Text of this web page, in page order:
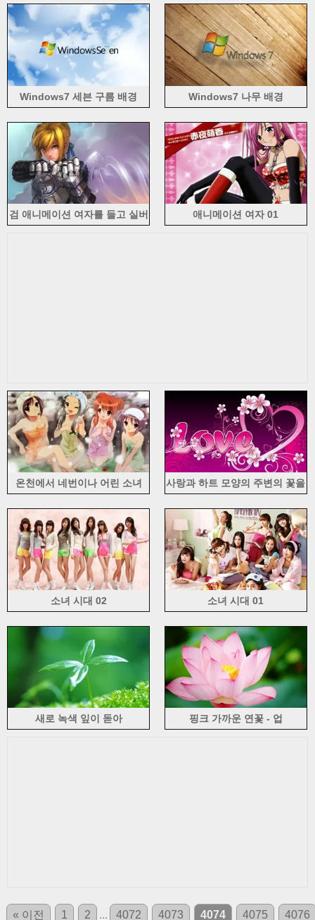
Windows7 세븐 구름 배경 Windows7 나무 배경
검 애니메이션 여자를 들고 실버
애니메이션 여자 01
온천에서 네번이나 어린 소녀
사랑과 하트 모양의 주변의 꽃을
소녀 시대 02 소녀 시대 01
새로 녹색 잎이 돋아 핑크 가까운 연꽃 - 업
« 이전 1 2 ... 4072 4073 4074 4075 4076